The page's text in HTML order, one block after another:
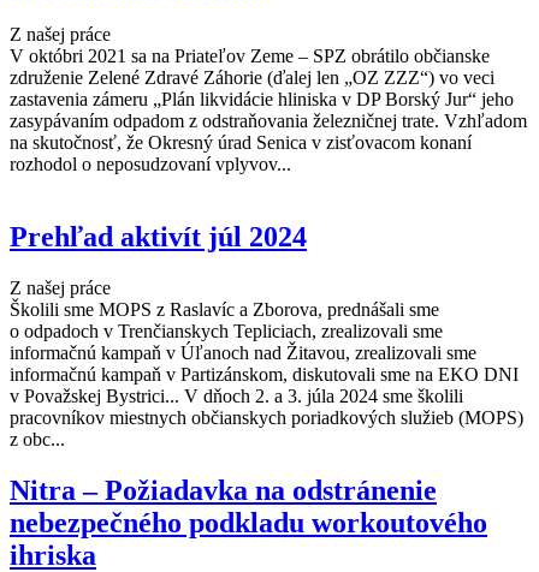
Z našej práce
V októbri 2021 sa na Priateľov Zeme – SPZ obrátilo občianske
združenie Zelené Zdravé Záhorie (ďalej len „OZ ZZZ“) vo veci
zastavenia zámeru „Plán likvidácie hliniska v DP Borský Jur“ jeho
zasypávaním odpadom z odstraňovania železničnej trate. Vzhľadom
na skutočnosť, že Okresný úrad Senica v zisťovacom konaní
rozhodol o neposudzovaní vplyvov...
Prehľad aktivít júl 2024
Z našej práce
Školili sme MOPS z Raslavíc a Zborova, prednášali sme
o odpadoch v Trenčianskych Tepliciach, zrealizovali sme
informačnú kampaň v Úľanoch nad Žitavou, zrealizovali sme
informačnú kampaň v Partizánskom, diskutovali sme na EKO DNI
v Považskej Bystrici... V dňoch 2. a 3. júla 2024 sme školili
pracovníkov miestnych občianskych poriadkových služieb (MOPS)
z obc...
Nitra – Požiadavka na odstránenie
nebezpečného podkladu workoutového
ihriska